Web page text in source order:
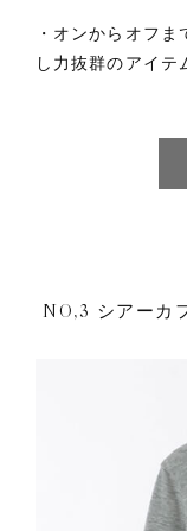
・オンからオフ
し力抜群のアイテ
NO,3 シアーカ